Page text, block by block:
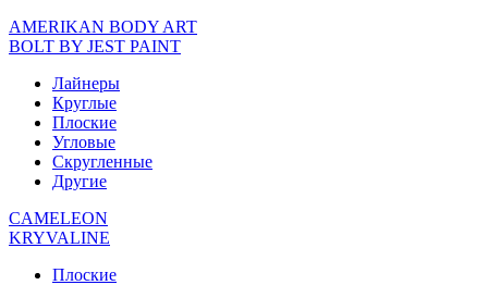
AMERIKAN BODY ART
BOLT BY JEST PAINT
Лайнеры
Круглые
Плоские
Угловые
Скругленные
Другие
CAMELEON
KRYVALINE
Плоские